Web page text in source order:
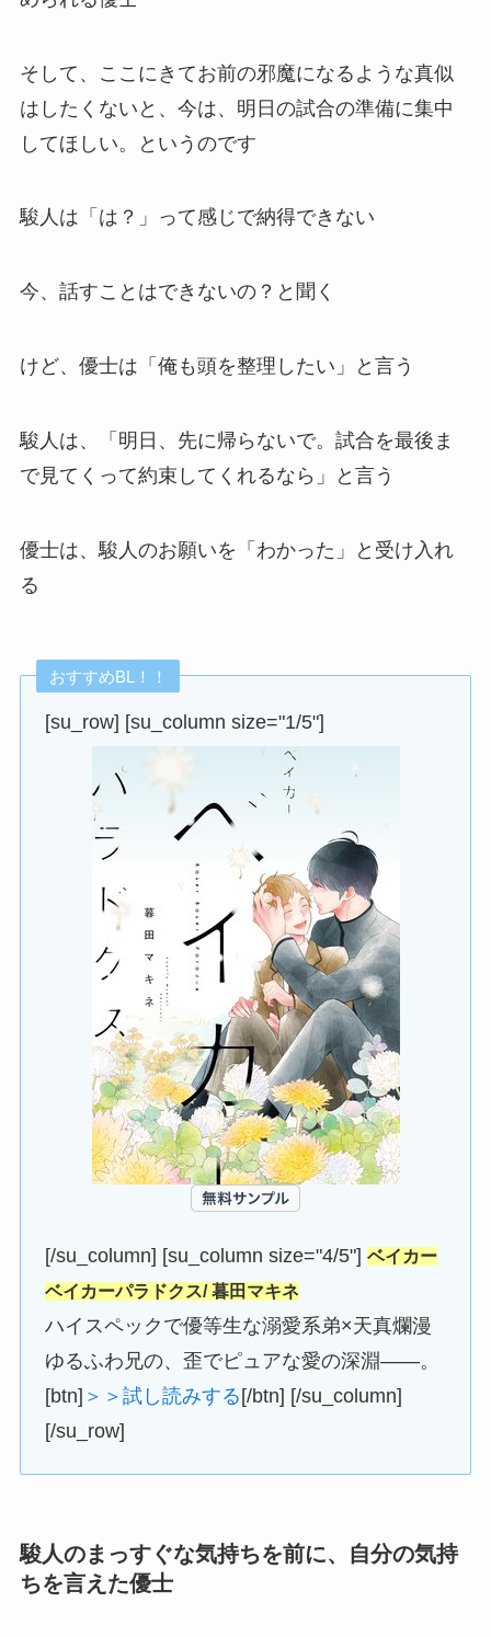
そして、ここにきてお前の邪魔になるような真似
はしたくないと、今は、明日の試合の準備に集中
してほしい。というのです
駿人は「は？」って感じで納得できない
今、話すことはできないの？と聞く
けど、優士は「俺も頭を整理したい」と言う
駿人は、「明日、先に帰らないで。試合を最後ま
で見てくって約束してくれるなら」と言う
優士は、駿人のお願いを「わかった」と受け入れ
る
おすすめBL！！
[su_row] [su_column size="1/5"]
[/su_column] [su_column size="4/5"]ベイカー
ベイカーパラドクス/ 暮田マキネ
ハイスペックで優等生な溺愛系弟×天真爛漫
ゆるふわ兄の、歪でピュアな愛の深淵――。
[btn] ＞＞試し読みする [/btn] [/su_column]
[/su_row]
駿人のまっすぐな気持ちを前に、自分の気持
ちを言えた優士